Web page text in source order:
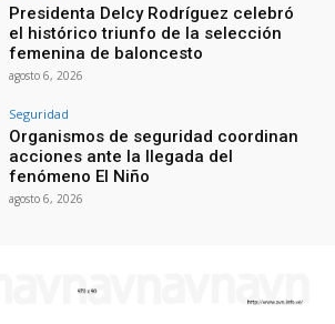
Presidenta Delcy Rodríguez celebró
el histórico triunfo de la selección
femenina de baloncesto
agosto 6, 2026
Seguridad
Organismos de seguridad coordinan
acciones ante la llegada del
fenómeno El Niño
agosto 6, 2026